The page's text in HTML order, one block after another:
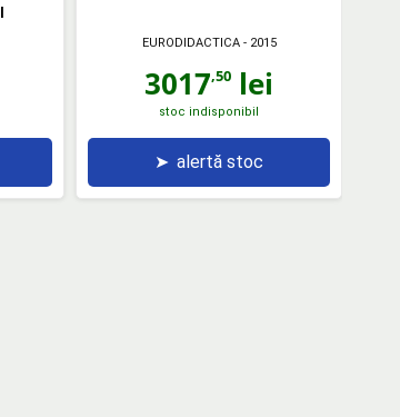
EURODIDACTICA- 2015
3017,50 lei
stoc indisponibil
➤ alertă stoc